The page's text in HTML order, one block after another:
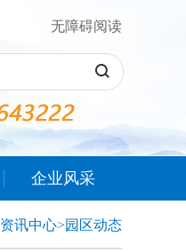
无障碍阅读
企业风采
资讯中心>园区动态